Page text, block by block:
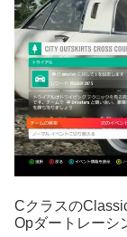
Cクラスの
Opダートレーシ